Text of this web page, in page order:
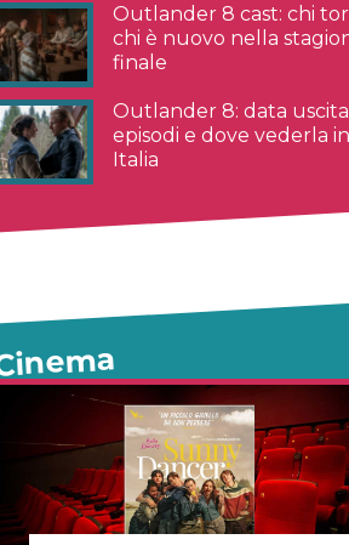
Outlander 8 cast: chi
chi è nuovo nella
finale
Outlander 8: data
episodi e dove vederla in
Italia